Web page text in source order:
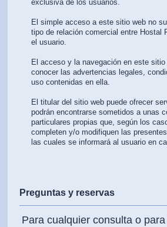
exclusiva de los usuarios.
El simple acceso a este sitio web no
tipo de relación comercial entre Hostal
el usuario.
El acceso y la navegación en este
conocer las advertencias legales,
uso contenidas en ella.
El titular del sitio web puede ofrecer
podrán encontrarse sometidos a unas
particulares propias que, según los
completen y/o modifiquen las
las cuales se informará al usuario en
Preguntas y reservas
Para cualquier consulta o